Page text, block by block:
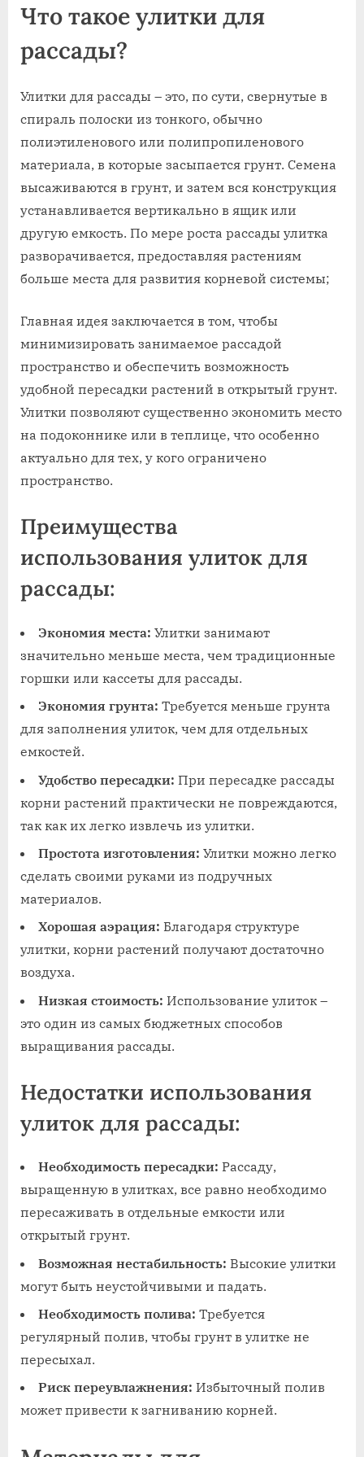
Что такое улитки для
рассады?
Улитки для рассады – это, по сути, свернутые в
спираль полоски из тонкого, обычно
полиэтиленового или полипропиленового
материала, в которые засыпается грунт. Семена
высаживаются в грунт, и затем вся конструкция
устанавливается вертикально в ящик или
другую емкость. По мере роста рассады улитка
разворачивается, предоставляя растениям
больше места для развития корневой системы;
Главная идея заключается в том, чтобы
минимизировать занимаемое рассадой
пространство и обеспечить возможность
удобной пересадки растений в открытый грунт.
Улитки позволяют существенно экономить место
на подоконнике или в теплице, что особенно
актуально для тех, у кого ограничено
пространство.
Преимущества
использования улиток для
рассады:
Экономия места: Улитки занимают
значительно меньше места, чем традиционные
горшки или кассеты для рассады.
Экономия грунта: Требуется меньше грунта
для заполнения улиток, чем для отдельных
емкостей.
Удобство пересадки: При пересадке рассады
корни растений практически не повреждаются,
так как их легко извлечь из улитки.
Простота изготовления: Улитки можно легко
сделать своими руками из подручных
материалов.
Хорошая аэрация: Благодаря структуре
улитки, корни растений получают достаточно
воздуха.
Низкая стоимость: Использование улиток –
это один из самых бюджетных способов
выращивания рассады.
Недостатки использования
улиток для рассады:
Необходимость пересадки: Рассаду,
выращенную в улитках, все равно необходимо
пересаживать в отдельные емкости или
открытый грунт.
Возможная нестабильность: Высокие улитки
могут быть неустойчивыми и падать.
Необходимость полива: Требуется
регулярный полив, чтобы грунт в улитке не
пересыхал.
Риск переувлажнения: Избыточный полив
может привести к загниванию корней.